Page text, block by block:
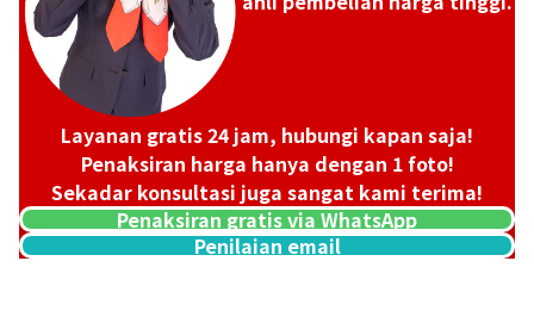
Layanan gratis 24 jam, hubungi kapan saja!
Penaksiran harga hanya dengan 1 foto!
Sekadar konsultasi juga sangat kami terima!
Penaksiran gratis via WhatsApp
Penilaian email